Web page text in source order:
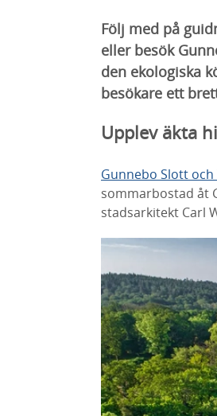
Följ med på
eller besök
den ekologiska
besökare ett
Upplev äkta
Gunnebo Slott
sommarbostad åt
stadsarkitekt Carl